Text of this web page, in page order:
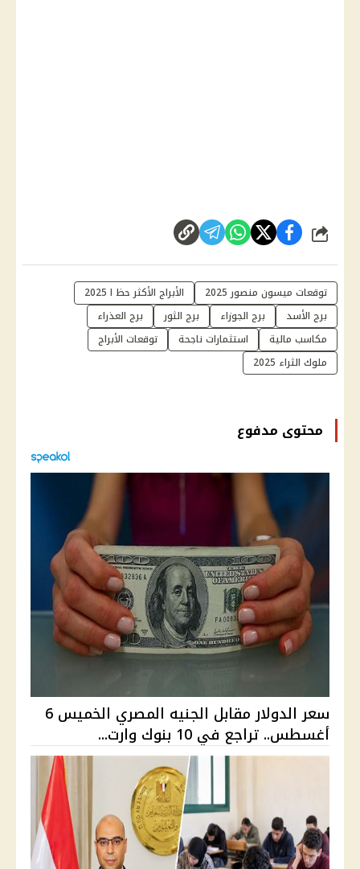
شارك
توقعات ميسون منصور 2025
الأبراج الأكثر حظ ا 2025
برج الأسد
برج الجوزاء برج الثور
برج العذراء
مكاسب مالية
استثمارات ناجحة
توقعات الأبراج
ملوك الثراء 2025
محتوى مدفوع
سعر الدولار مقابل الجنيه المصري الخميس 6
أغسطس.. تراجع في 10 بنوك وارت...